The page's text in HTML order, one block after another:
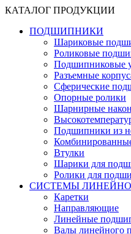
КАТАЛОГ ПРОДУКЦИИ
ПОДШИПНИКИ
Шариковые
Роликовые
Подшипниковые
Разъемные
Сферические
Опорные ролики
Шарнирные
Подшипники из
Втулки
Шарики для
Ролики для
СИСТЕМЫ
Каретки
Направляющие
Линейные
Валы линейного